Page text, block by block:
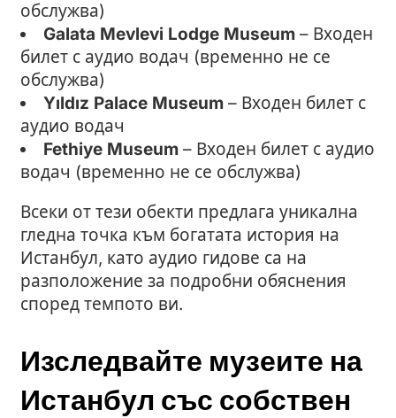
обслужва)
Galata Mevlevi Lodge Museum – Входен
билет с аудио водач (временно не се
обслужва)
Yıldız Palace Museum – Входен билет с
аудио водач
Fethiye Museum – Входен билет с аудио
водач (временно не се обслужва)
Всеки от тези обекти предлага уникална
гледна точка към богатата история на
Истанбул, като аудио гидове са на
разположение за подробни обяснения
според темпото ви.
Изследвайте музеите на
Истанбул със собствен